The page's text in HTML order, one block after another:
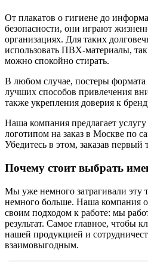
От плакатов о гигиене до
безопасности, они играют
организациях. Для таких
использовать ПВХ-материалы,
можно спокойно стирать.
В любом случае, постеры
лучших способов привлечения
также укрепления доверия к
Наша компания предлагает
логотипом на заказ в Москве по
Убедитесь в этом, заказав первый
Почему стоит выбрать
Мы уже немного затрагивали эту
немного больше. Наша компания
своим подходом к работе: мы
результат. Самое главное, чтобы
нашей продукцией и
взаимовыгодным.